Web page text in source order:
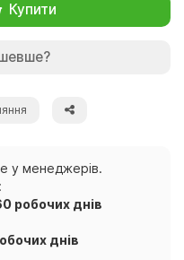
Купити
у менеджерів.
робочих днів
днів